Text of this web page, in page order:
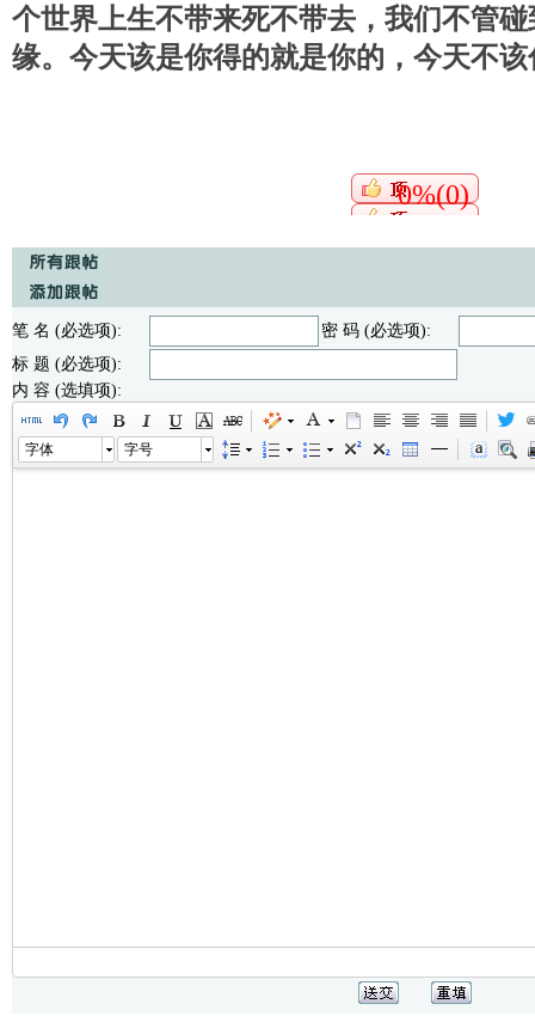
个世界上生不带来死不带去，我们不管
缘。今天该是你得的就是你的，今天不
0%(0)
笔 名 (必选项):
密 码 (必选项):
标 题 (必选项):
内 容 (选填项):
字体 字号